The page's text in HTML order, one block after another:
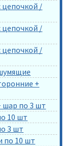
цепочкой /
цепочкой /
цепочкой /
+
шар по 3 шт
10 шт
3 шт
по 10 шт